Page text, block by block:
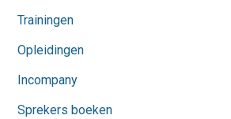
Trainingen
Opleidingen
Incompany
Sprekers boeken